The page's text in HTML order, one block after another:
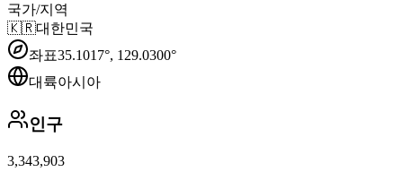
국가/지역
🇰🇷대한민국
좌표35.1017°, 129.0300°
대륙아시아
인구
3,343,903